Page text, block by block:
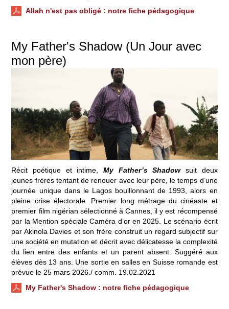
Allah n'est pas obligé : notre fiche pédagogique
My Father's Shadow (Un Jour avec
mon père)
Récit poétique et intime, My Father’s Shadowsuit deux
jeunes frères tentant de renouer avec leur père, le temps d’une
journée unique dans le Lagos bouillonnant de 1993, alors en
pleine crise électorale. Premier long métrage du cinéaste et
premier film nigérian sélectionné à Cannes, il y est récompensé
par la Mention spéciale Caméra d’or en 2025. Le scénario écrit
par Akinola Davies et son frère construit un regard subjectif sur
une société en mutation et décrit avec délicatesse la complexité
du lien entre des enfants et un parent absent. Suggéré aux
élèves dès 13 ans. Une sortie en salles en Suisse romande est
prévue le 25 mars 2026./ comm. 19.02.2021
My Father's Shadow : notre fiche pédagogique